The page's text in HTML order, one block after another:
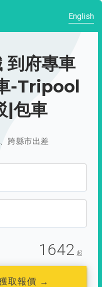
English
到府專車
-Tripool
|包車
跨縣市出差
1642 起
取報價 →